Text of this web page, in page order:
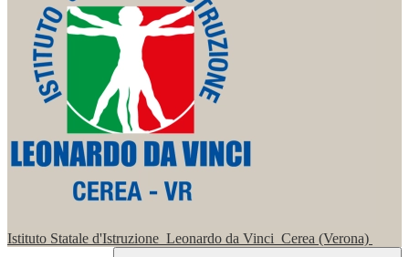
Istituto Statale d'Istruzione Leonardo da Vinci Cerea (Verona)